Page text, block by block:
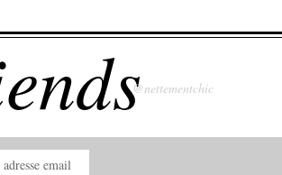
@nettementchic